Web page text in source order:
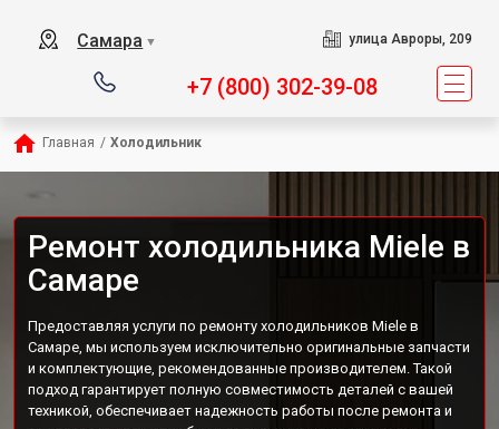
Самара ▼ улица Авроры, 209
+7 (800) 302-39-08
Главная / Холодильник
Ремонт холодильника Miele в
Самаре
Предоставляя услуги по ремонту холодильников Miele в
Самаре, мы используем исключительно оригинальные запчасти
и комплектующие, рекомендованные производителем. Такой
подход гарантирует полную совместимость деталей с вашей
техникой, обеспечивает надежность работы после ремонта и